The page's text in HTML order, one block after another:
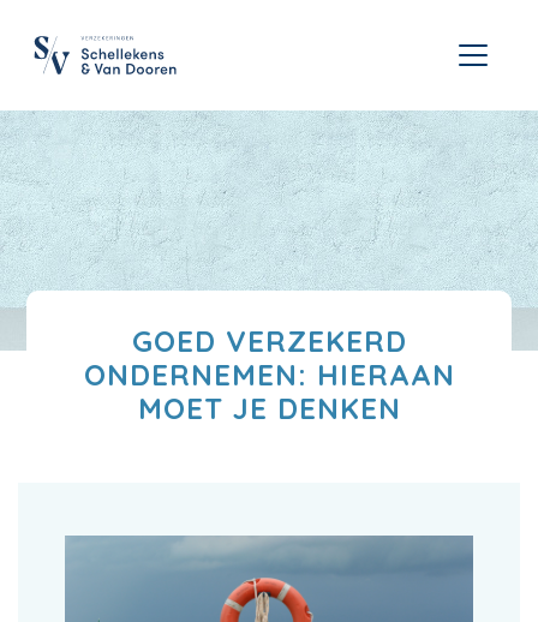
GOED VERZEKERD
ONDERNEMEN: HIERAAN
MOET JE DENKEN